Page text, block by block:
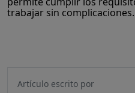
trabajar sin complicaciones.
Artículo escrito por